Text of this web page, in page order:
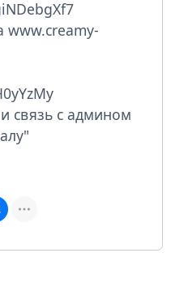
www.creamy-
связь с админом